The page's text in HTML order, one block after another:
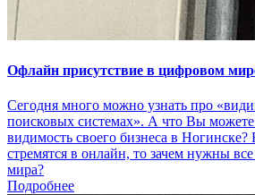
Офлайн присутствие в цифровом
Сегодня много можно узнать про
поисковых системах». А что Вы можете
видимость своего бизнеса в Ногинске?
стремятся в онлайн, то зачем нужны
мира?
Подробнее